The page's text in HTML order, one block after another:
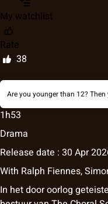
My watchlist
Rate
38
Are you younger than 12?
1h53
Drama
Release date : 30 Apr
With Ralph Fiennes,
In het door oorlog